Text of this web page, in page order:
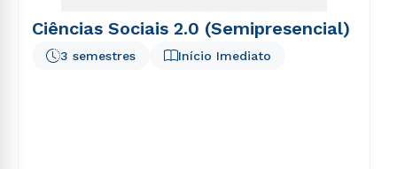
Ciências Sociais 2.0 (Semipresencial)
Início Imediato
3 semestres